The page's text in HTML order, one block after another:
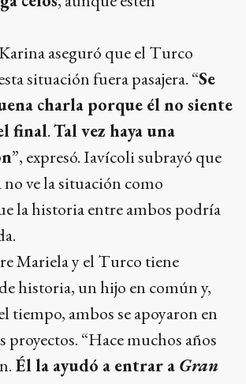
aseguró que el Turco
situación fuera pasajera. “Se
charla porque él no siente
final.Tal vez haya una
”, expresó. Iavícoli subrayó que
ve la situación como
la historia entre ambos podría
Mariela y el Turco tiene
historia, un hijo en común y,
tiempo, ambos se apoyaron en
proyectos. “Hace muchos años
Él la ayudó a entrar a Gran